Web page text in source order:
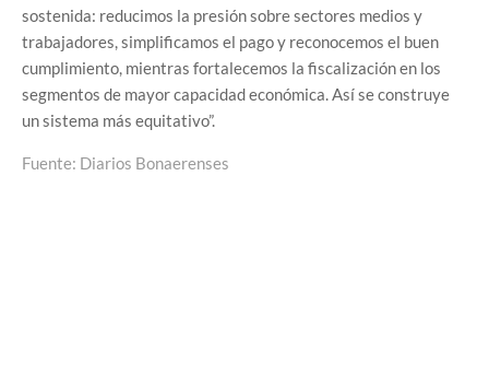
sostenida: reducimos la presión sobre sectores medios y
trabajadores, simplificamos el pago y reconocemos el buen
cumplimiento, mientras fortalecemos la fiscalización en los
segmentos de mayor capacidad económica. Así se construye
un sistema más equitativo”.
Fuente: Diarios Bonaerenses